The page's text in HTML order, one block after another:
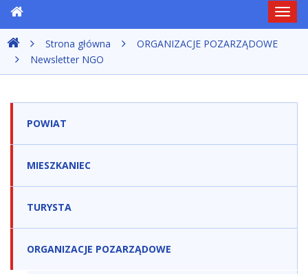
Strona główna
ORGANIZACJE POZARZĄDOWE
Newsletter NGO
POWIAT
MIESZKANIEC
TURYSTA
ORGANIZACJE POZARZĄDOWE